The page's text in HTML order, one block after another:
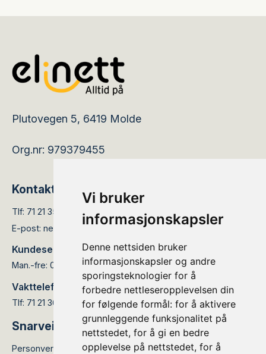
Vi bruker
informasjonskapsler
Denne nettsiden bruker
informasjonskapsler og andre
sporingsteknologier for å
forbedre nettleseropplevelsen din
for følgende formål: for å aktivere
grunnleggende funksjonalitet på
nettstedet, for å gi en bedre
opplevelse på nettstedet, for å
Plutovegen 5, 6419 Molde
Org.nr: 979379455
Kontakt
Tlf: 71 21 35 05
E-post: nettservice@elinett.no
Kundesenteret er åpent:
Man.-fre: 08.00 - 15.30
Vakttelefon:
Tlf: 71 21 36 66
Snarveier
Personvernerklæring